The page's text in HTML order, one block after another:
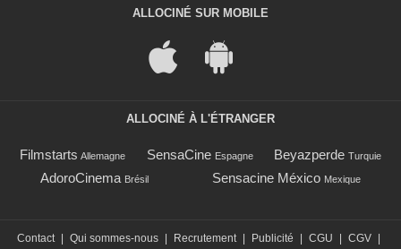
ALLOCINÉ SUR MOBILE
ALLOCINÉ À L'ÉTRANGER
Filmstarts Allemagne SensaCine Espagne Beyazperde Turquie
AdoroCinema Brésil Sensacine México Mexique
Contact Qui sommes-nous Recrutement Publicité CGU CGV